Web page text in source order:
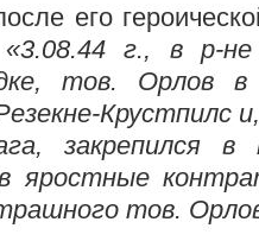
его
«3.08.44 г., в р-
тов. Орлов
Крустпилс
закрепился
яростные
тов.